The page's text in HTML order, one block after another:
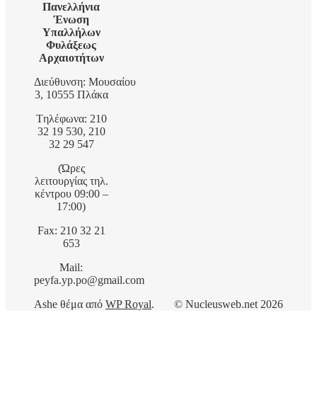
Πανελλήνια
Ένωση
Υπαλλήλων
Φυλάξεως
Αρχαιοτήτων
Διεύθυνση: Μουσαίου
3, 10555 Πλάκα
Tηλέφωνα: 210
32 19 530, 210
32 29 547
(Ώρες
λειτουργίας τηλ.
κέντρου 09:00 –
17:00)
Fax: 210 32 21
653
Mail:
peyfa.yp.po@gmail.com
© Nucleusweb.net 2026
Ashe θέμα από WP Royal.